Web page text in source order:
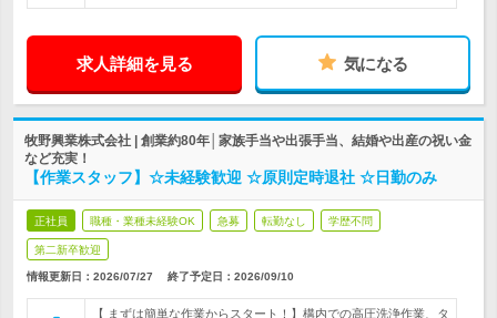
求人詳細を見る 気になる
牧野興業株式会社 | 創業約80年│家族手当や出張手当、結婚や出産の祝い金
など充実！
【作業スタッフ】☆未経験歓迎 ☆原則定時退社 ☆日勤のみ
正社員 職種・業種未経験OK 急募 転勤なし 学歴不問
第二新卒歓迎
情報更新日：2026/07/27 終了予定日： 2026/09/10
【 まずは簡単な作業からスタート！】構内での高圧洗浄作業、タ